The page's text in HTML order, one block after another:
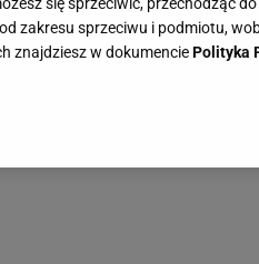
zakresu sprzeciwu i podmiotu,
znajdziesz w dokumenciePolityka
i przechowywanie plików
końcowym. Możesz w każdej